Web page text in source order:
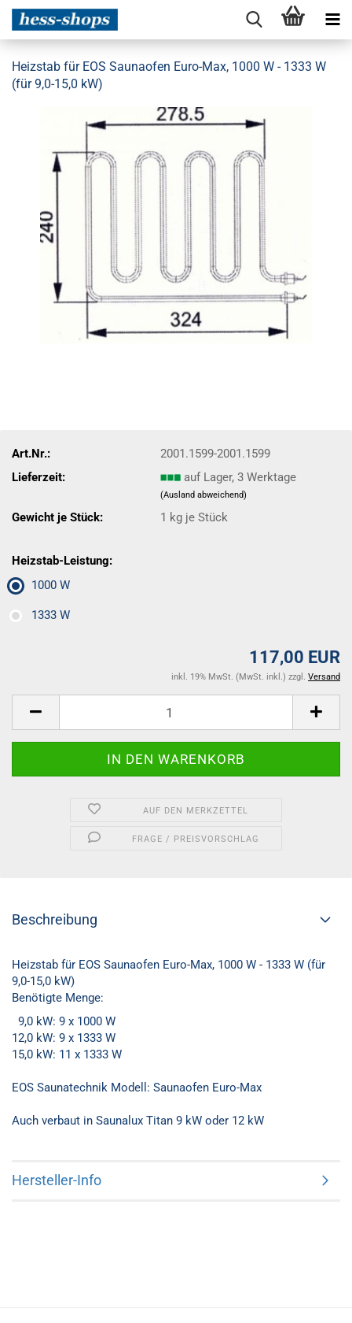
Heizstab für EOS Saunaofen Euro-Max, 1000 W - 1333 W
(für 9,0-15,0 kW)
Art.Nr.:
2001.1599-2001.1599
Lieferzeit:
auf Lager, 3 Werktage
(Ausland abweichend)
Gewicht je Stück: 1 kg je Stück
Heizstab-Leistung:
1000 W
1333 W
117,00 EUR
inkl. 19% MwSt. (MwSt. inkl.) zzgl. Versand
AUF DEN MERKZETTEL
FRAGE / PREISVORSCHLAG
Beschreibung
Heizstab für EOS Saunaofen Euro-Max, 1000 W - 1333 W (für
9,0-15,0 kW)
Benötigte Menge:
9,0 kW: 9 x 1000 W
12,0 kW: 9 x 1333 W
15,0 kW: 11 x 1333 W
EOS Saunatechnik Modell: Saunaofen Euro-Max
Auch verbaut in Saunalux Titan 9 kW oder 12 kW
Hersteller-Info